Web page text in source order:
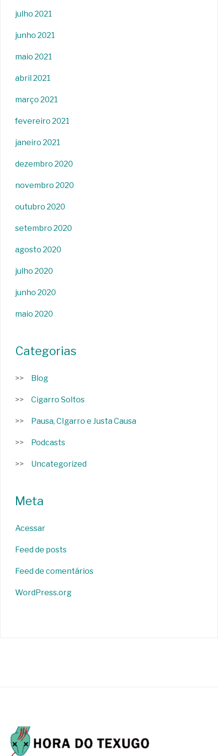
julho 2021
junho 2021
maio 2021
abril 2021
março 2021
fevereiro 2021
janeiro 2021
dezembro 2020
novembro 2020
outubro 2020
setembro 2020
agosto 2020
julho 2020
junho 2020
maio 2020
Categorias
Blog
Cigarro Soltos
Pausa, CIgarro e Justa Causa
Podcasts
Uncategorized
Meta
Acessar
Feed de posts
Feed de comentários
WordPress.org